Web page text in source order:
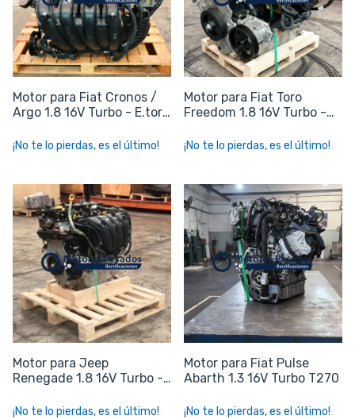
Motor para Fiat Cronos /
Argo 1.8 16V Turbo - E.torQ
¡No te lo pierdas, es el último!
Motor para Fiat Toro
Freedom 1.8 16V Turbo -
¡No te lo pierdas, es el último!
Motor para Jeep
Renegade 1.8 16V Turbo -
¡No te lo pierdas, es el último!
Motor para Fiat Pulse
Abarth 1.3 16V Turbo T270
¡No te lo pierdas, es el último!